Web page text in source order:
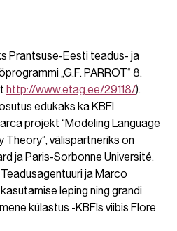
Prantsuse-Eesti teadus- ja
„G.F. PARROT“ 8.
http://www.etag.ee/29118/).
edukaks ka KBFI
projekt “Modeling Language
välispartneriks on
ja Paris-Sorbonne Université.
ja Marco
leping ning grandi
külastus -KBFIs viibis Flore